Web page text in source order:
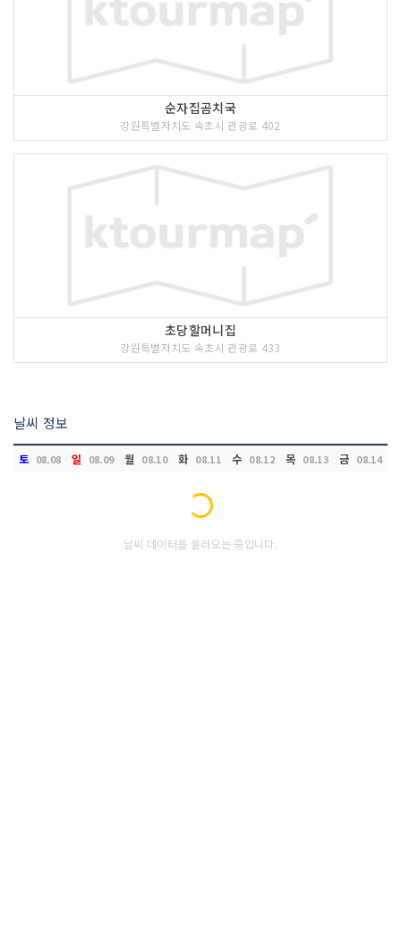
순자집곰치국
강원특별자치도 속초시 관광로 402
초당할머니집
강원특별자치도 속초시 관광로 433
날씨 정보
토 08.08 일 08.09 월 08.10 화 08.11 수 08.12 목 08.13 금 08.14
Loading...
날씨 데이터를 불러오는 중입니다.